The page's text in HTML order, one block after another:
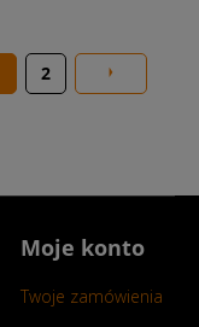
2
Moje konto
Twoje zamówienia